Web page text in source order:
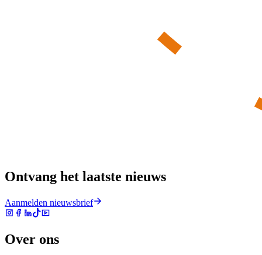
Ontvang het laatste nieuws
Aanmelden nieuwsbrief
Over ons